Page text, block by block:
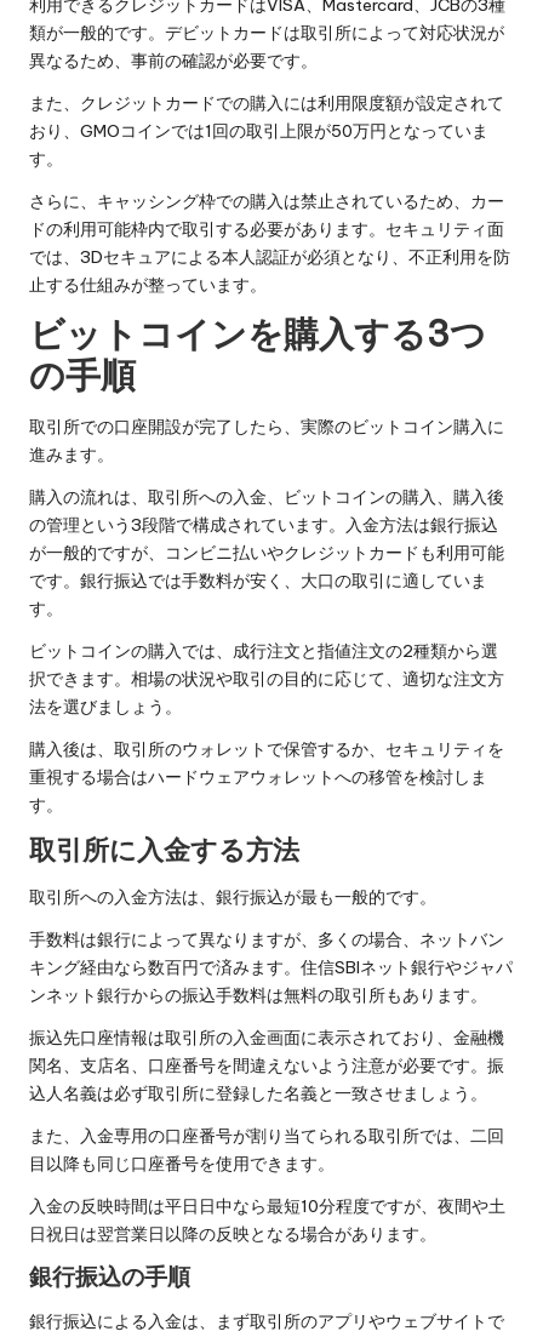
利用できるクレジットカードはVISA、Mastercard、JCBの3種
類が一般的です。デビットカードは取引所によって対応状況が
異なるため、事前の確認が必要です。
また、クレジットカードでの購入には利用限度額が設定されて
おり、GMOコインでは1回の取引上限が50万円となっていま
す。
さらに、キャッシング枠での購入は禁止されているため、カー
ドの利用可能枠内で取引する必要があります。セキュリティ面
では、3Dセキュアによる本人認証が必須となり、不正利用を防
止する仕組みが整っています。
ビットコインを購入する3つ
の手順
取引所での口座開設が完了したら、実際のビットコイン購入に
進みます。
購入の流れは、取引所への入金、ビットコインの購入、購入後
の管理という3段階で構成されています。入金方法は銀行振込
が一般的ですが、コンビニ払いやクレジットカードも利用可能
です。銀行振込では手数料が安く、大口の取引に適していま
す。
ビットコインの購入では、成行注文と指値注文の2種類から選
択できます。相場の状況や取引の目的に応じて、適切な注文方
法を選びましょう。
購入後は、取引所のウォレットで保管するか、セキュリティを
重視する場合はハードウェアウォレットへの移管を検討しま
す。
取引所に入金する方法
取引所への入金方法は、銀行振込が最も一般的です。
手数料は銀行によって異なりますが、多くの場合、ネットバン
キング経由なら数百円で済みます。住信SBIネット銀行やジャパ
ンネット銀行からの振込手数料は無料の取引所もあります。
振込先口座情報は取引所の入金画面に表示されており、金融機
関名、支店名、口座番号を間違えないよう注意が必要です。振
込人名義は必ず取引所に登録した名義と一致させましょう。
また、入金専用の口座番号が割り当てられる取引所では、二回
目以降も同じ口座番号を使用できます。
入金の反映時間は平日日中なら最短10分程度ですが、夜間や土
日祝日は翌営業日以降の反映となる場合があります。
銀行振込の手順
銀行振込による入金は、まず取引所のアプリやウェブサイトで